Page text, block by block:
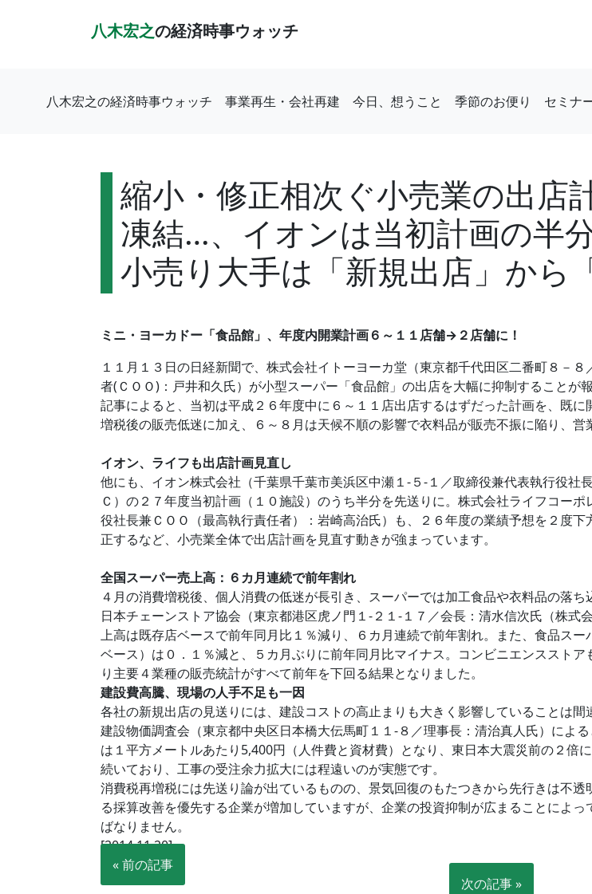
八木宏之の経済時事ウォッチ
八木宏之の経済時事ウォッチ 事業再生・会社再建 今日、想うこと 季節のお便り セミナ
縮小・修正相次ぐ小売業の出店
凍結…、イオンは当初計画の半
小売り大手は「新規出店」から
ミニ・ヨーカドー「食品館」、年度内開業計画６～１１店舗→２店舗に！
１１月１３日の日経新聞で、株式会社イトーヨーカ堂（東京都千代田区二番町８－
者(ＣＯＯ)：戸井和久氏）が小型スーパー「食品館」の出店を大幅に抑制することが報
記事によると、当初は平成２６年度中に６～１１店出店するはずだった計画を、既
増税後の販売低迷に加え、６～８月は天候不順の影響で衣料品が販売不振に陥り、営
イオン、ライフも出店計画見直し
他にも、イオン株式会社（千葉県千葉市美浜区中瀬１‐５‐１／取締役兼代表執行役
Ｃ）の２７年度当初計画（１０施設）のうち半分を先送りに。株式会社ライフコー
役社長兼ＣＯＯ（最高執行責任者）：岩崎高治氏）も、２６年度の業績予想を２度
正するなど、小売業全体で出店計画を見直す動きが強まっています。
全国スーパー売上高：６カ月連続で前年割れ
４月の消費増税後、個人消費の低迷が長引き、スーパーでは加工食品や衣料品の落ち
日本チェーンストア協会（東京都港区虎ノ門１‐２１‐１７／会長：清水信次氏（株
上高は既存店ベースで前年同月比１％減り、６カ月連続で前年割れ。また、食品ス
ベース）は０．１％減と、５カ月ぶりに前年同月比マイナス。コンビニエンススト
り主要４業種の販売統計がすべて前年を下回る結果となりました。
建設費高騰、現場の人手不足も一因
各社の新規出店の見送りには、建設コストの高止まりも大きく影響していることは間
建設物価調査会（東京都中央区日本橋大伝馬町１１‐８／理事長：清治真人氏）によ
は１平方メートルあたり5,400円（人件費と資材費）となり、東日本大震災前の２倍
続いており、工事の受注余力拡大には程遠いのが実態です。
消費税再増税には先送り論が出ているものの、景気回復のもたつきから先行きは不
る採算改善を優先する企業が増加していますが、企業の投資抑制が広まることによ
ばなりません。
[2014.11.20]
« 前の記事
次の記事 »